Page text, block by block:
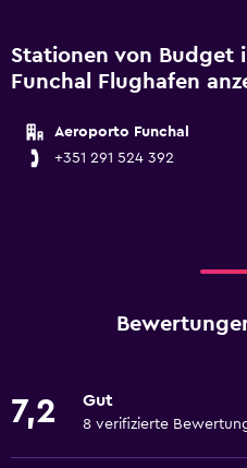
Stationen von Budget
Funchal Flughafen
Aeroporto Funchal
+351 291 524 392
7,2 Gut
8 verifizierte